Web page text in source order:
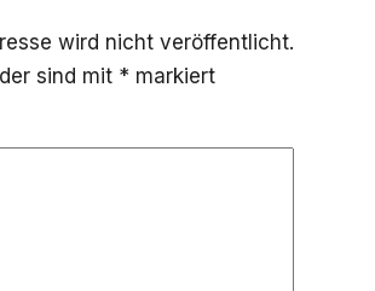
wird nicht veröffentlicht.
sind mit * markiert